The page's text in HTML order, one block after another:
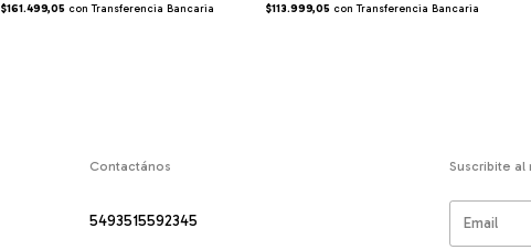
$161.499,05 con Transferencia Bancaria $113.999,05 con Transferencia Bancaria
Contactános
5493515592345
Suscribite al